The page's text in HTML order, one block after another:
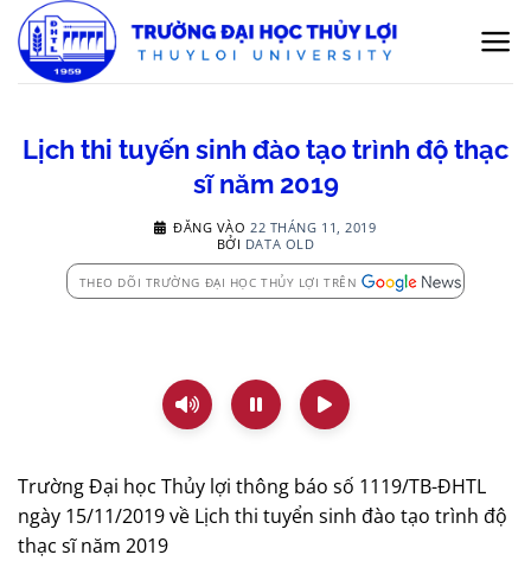
qua
nội
Lịch thi tuyến sinh đào tạo trình độ thạc
sĩ năm 2019
ĐĂNG VÀO 22 THÁNG 11, 2019
BỞI DATA OLD
THEO DÕI TRƯỜNG ĐẠI HỌC THỦY LỢI TRÊN
Trường Đại học Thủy lợi thông báo số 1119/TB-ĐHTL
ngày 15/11/2019 về Lịch thi tuyển sinh đào tạo trình độ
thạc sĩ năm 2019